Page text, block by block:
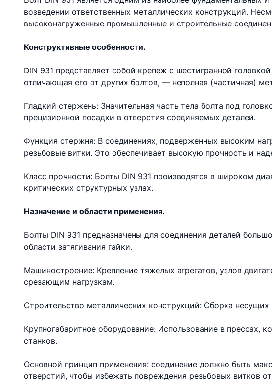
возведении ответственных металлических конструкций.
высоконагруженные промышленные и строительные
Конструктивные особенности.
DIN 931 представляет собой крепеж с шестигранной
отличающая его от других болтов, — неполная (частичная)
Гладкий стержень: Значительная часть тела болта под
прецизионной посадки в отверстия соединяемых деталей.
Функция стержня: В соединениях, подверженных высоким
резьбовые витки. Это обеспечивает высокую прочность и
Класс прочности: Болты DIN 931 производятся в широком
критических структурных узлах.
Назначение и области применения.
Болты DIN 931 предназначены для соединения деталей
области затягивания гайки.
Машиностроение: Крепление тяжелых агрегатов, узлов
срезающим нагрузкам.
Строительство металлических конструкций: Сборка
Крупногабаритное оборудование: Использование в
станков.
Основной принцип применения: соединение должно быть
отверстий, чтобы избежать повреждения резьбовых витков